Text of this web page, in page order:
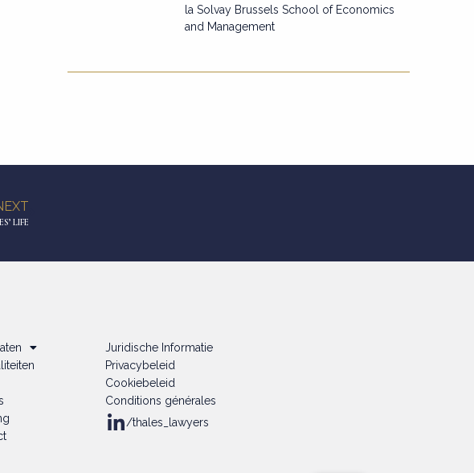
la Solvay Brussels School of Economics
and Management
LIFE
Juridische Informatie
Privacybeleid
Cookiebeleid
Conditions générales
/thales_lawyers